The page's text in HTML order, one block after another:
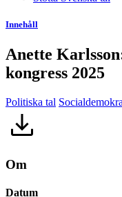
Innehåll
Anette
kongress 2025
Politiska tal
Om
Datum